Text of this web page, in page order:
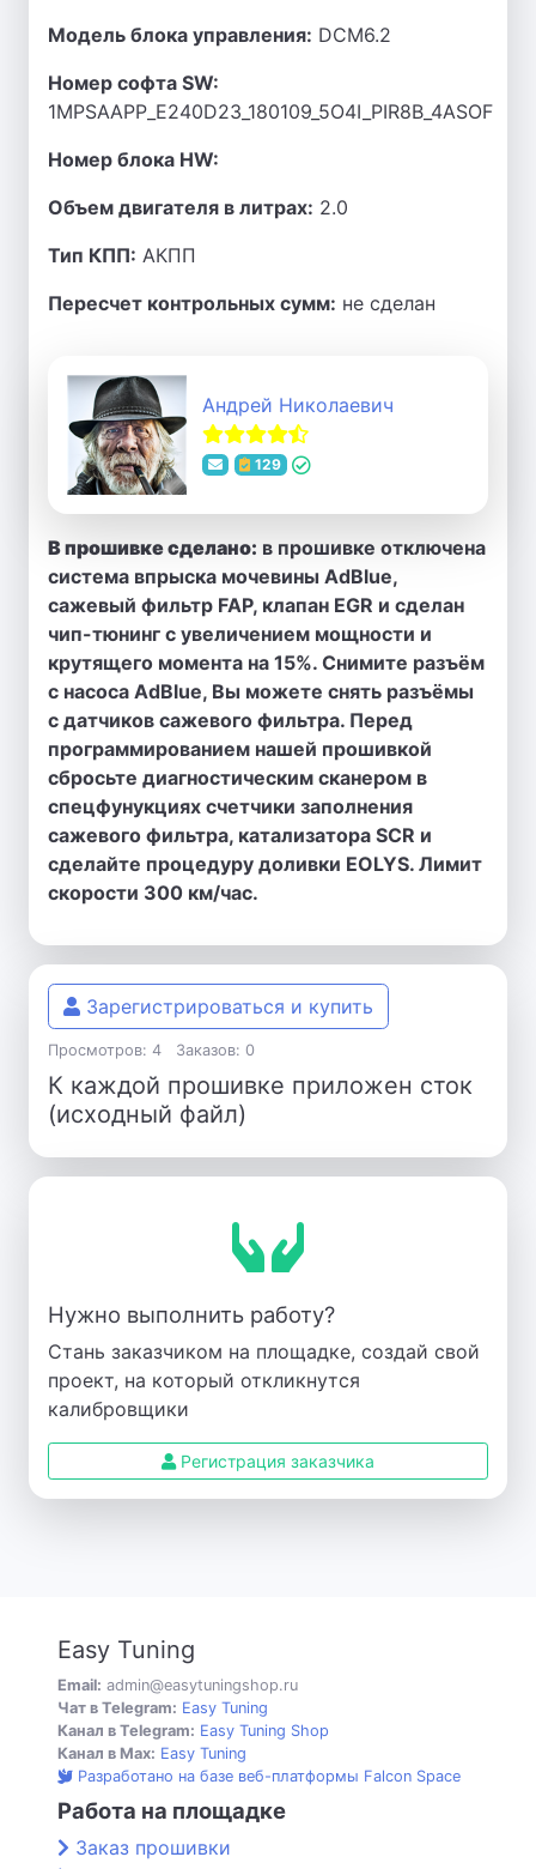
Модель блока управления: DCM6.2
Номер софта SW:
1MPSAAPP_E240D23_180109_5O4I_PIR8B_4ASOF
Номер блока HW:
Объем двигателя в литрах: 2.0
Тип КПП: АКПП
Пересчет контрольных сумм: не сделан
Андрей Николаевич
129
В прошивке сделано: в прошивке отключена
система впрыска мочевины AdBlue,
сажевый фильтр FAP, клапан EGR и сделан
чип-тюнинг с увеличением мощности и
крутящего момента на 15%. Снимите разъём
с насоса AdBlue, Вы можете снять разъёмы
с датчиков сажевого фильтра. Перед
программированием нашей прошивкой
сбросьте диагностическим сканером в
спецфунукциях счетчики заполнения
сажевого фильтра, катализатора SCR и
сделайте процедуру доливки EOLYS. Лимит
скорости 300 км/час.
Зарегистрироваться и купить
Просмотров: 4 Заказов: 0
К каждой прошивке приложен сток
(исходный файл)
Нужно выполнить работу?
Стань заказчиком на площадке, создай свой
проект, на который откликнутся
калибровщики
Регистрация заказчика
Easy Tuning
Email: admin@easytuningshop.ru
Чат в Telegram: Easy Tuning
Канал в Telegram: Easy Tuning Shop
Канал в Max: Easy Tuning
Разработано на базе веб-платформы Falcon Space
Работа на площадке
Заказ прошивки